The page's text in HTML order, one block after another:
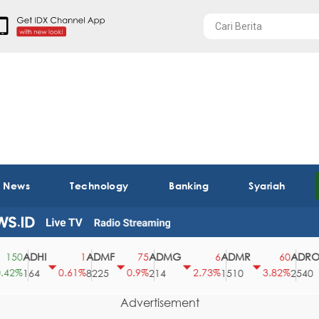
Technology Banking Syariah
ADHI
164
0.61%
ADMF
8225
0.9%
ADMG
214
2.73%
ADMR
1510
3.82%
ADRO
2540
0%
Advertisement